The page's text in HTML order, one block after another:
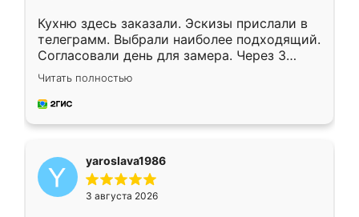
Кухню здесь заказали. Эскизы прислали в
телеграмм. Выбрали наиболее подходящий.
Согласовали день для замера. Через 3
недели кухня была уже готова. Остались
довольны работой. Спасибо Ренессанс
мебель за качественную работу!
Читать полностью
yaroslava1986
3 августа 2026